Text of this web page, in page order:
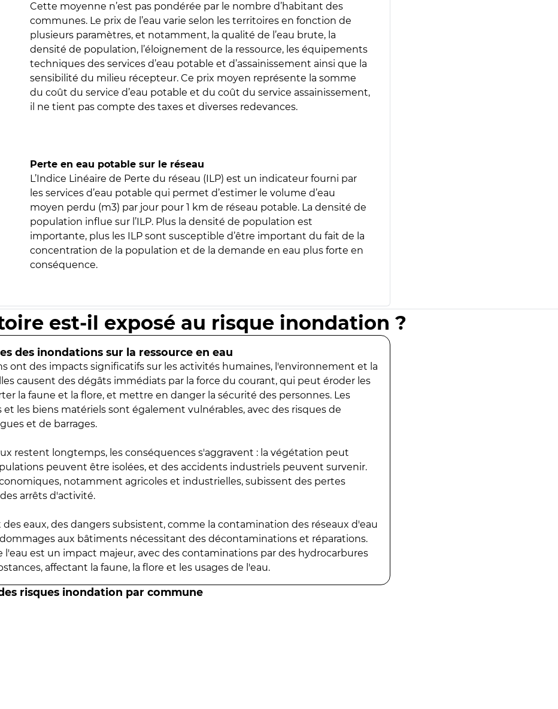
Cette moyenne n’est pas pondérée par le nombre d’habitant des
communes. Le prix de l’eau varie selon les territoires en fonction de
plusieurs paramètres, et notamment, la qualité de l’eau brute, la
densité de population, l’éloignement de la ressource, les équipements
techniques des services d’eau potable et d’assainissement ainsi que la
sensibilité du milieu récepteur. Ce prix moyen représente la somme
du coût du service d’eau potable et du coût du service assainissement,
il ne tient pas compte des taxes et diverses redevances.
Perte en eau potable sur le réseau
L’Indice Linéaire de Perte du réseau (ILP) est un indicateur fourni par
les services d’eau potable qui permet d’estimer le volume d’eau
moyen perdu (m3) par jour pour 1 km de réseau potable. La densité de
population influe sur l’ILP. Plus la densité de population est
importante, plus les ILP sont susceptible d’être important du fait de la
concentration de la population et de la demande en eau plus forte en
conséquence.
est-il exposé au risque inondation ?
des inondations sur la ressource en eau
ont des impacts significatifs sur les activités humaines, l'environnement et la
causent des dégâts immédiats par la force du courant, qui peut éroder les
la faune et la flore, et mettre en danger la sécurité des personnes. Les
et les biens matériels sont également vulnérables, avec des risques de
et de barrages.
restent longtemps, les conséquences s'aggravent : la végétation peut
peuvent être isolées, et des accidents industriels peuvent survenir.
notamment agricoles et industrielles, subissent des pertes
arrêts d'activité.
des eaux, des dangers subsistent, comme la contamination des réseaux d'eau
aux bâtiments nécessitant des décontaminations et réparations.
l'eau est un impact majeur, avec des contaminations par des hydrocarbures
affectant la faune, la flore et les usages de l'eau.
risques inondation par commune